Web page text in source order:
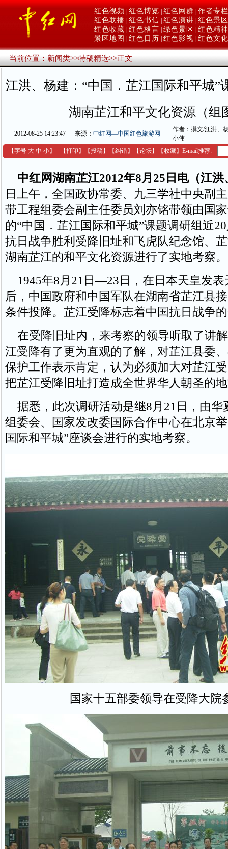
红色视频 红色博览 红色网群 作者专栏
红色联播 红色书信 红色演讲 红色景区
红色收藏 红色格言 绿色景区
红色精神
景区地图
红色日历 红色影视 红色文化
当前位置：新闻类>>特稿精选>>正文
江洪、杨建：“中国．芷江国际和平城”
湖南芷江和平文化资源（组
2012-08-25 14:23:47 来源： 中红网—中国红色旅游网
作者：撰文/江洪、
小伟
【字号 大 中 小】 【打印 】 【投稿】 【纠错】 【论坛】 【收藏】 E-mail推荐:
中红网湖南芷江2012年8月25日电（江洪
日上午，全国政协常委、九三学社中央副
带工程组委会副主任委员刘亦铭带领由国
的“中国．芷江国际和平城”课题调研组近
抗日战争胜利受降旧址和飞虎队纪念馆、
湖南芷江的和平文化资源进行了实地考察。
1945年8月21日—23日，在日本天皇发表
后，中国政府和中国军队在湖南省芷江县
条件投降。芷江受降标志着中国抗日战争
在受降旧址内，来考察的领导听取了讲
江受降有了更为直观的了解，对芷江县委
保护工作表示肯定，认为必须加大对芷江
把芷江受降旧址打造成全世界华人朝圣的
据悉，此次调研活动是继8月21日，由华
组委会、国家发改委国际合作中心在北京
国际和平城”座谈会进行的实地考察。
国家十五部委领导在受降大院